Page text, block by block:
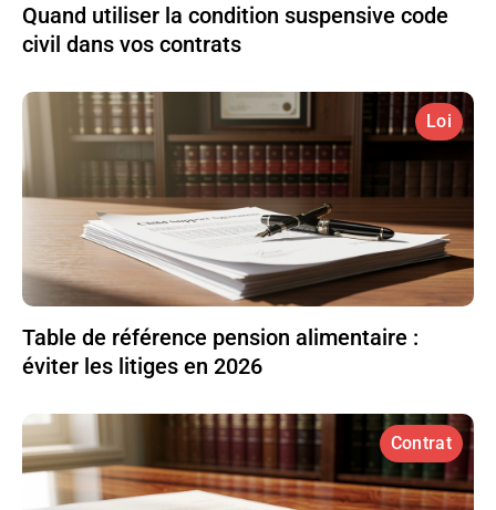
Quand utiliser la condition suspensive code
civil dans vos contrats
Loi
Table de référence pension alimentaire :
éviter les litiges en 2026
Contrat